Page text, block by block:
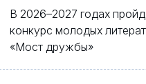
В 2026–2027 годах
конкурс молодых
«Мост дружбы»